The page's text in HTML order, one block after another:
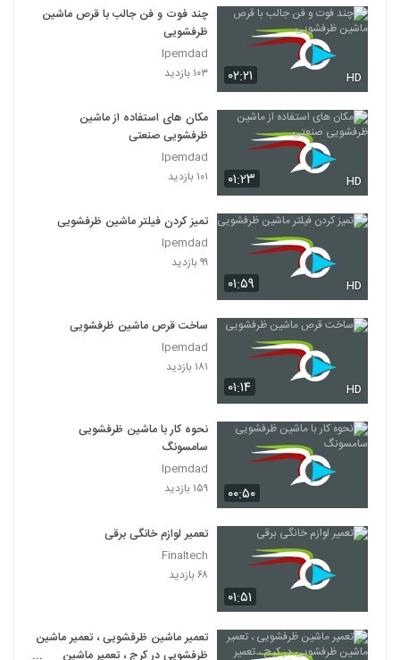
۰۲:۲۱ HD
چند فوت و فن جالب با قرص ماشین
ظرفشویی
Ipemdad
۱۰۳ بازدید
۰۱:۲۳ HD
مکان های استفاده از ماشین
ظرفشویی صنعتی
Ipemdad
۱۰۱ بازدید
۰۱:۵۹ HD
تمیز کردن فیلتر ماشین ظرفشویی
Ipemdad
۹۹ بازدید
۰۱:۱۴ HD
ساخت قرص ماشین ظرفشویی
Ipemdad
۱۸۱ بازدید
۰۰:۵۰
نحوه کار با ماشین ظرفشویی
سامسونگ
Ipemdad
۱۵۹ بازدید
۰۱:۵۱
تعمیر لوازم خانگی برقی
Finaltech
۶۸ بازدید
تعمیر ماشین ظرفشویی ، تعمیر ماشین
ظرفشویی در کرج ، تعمیر ماشین